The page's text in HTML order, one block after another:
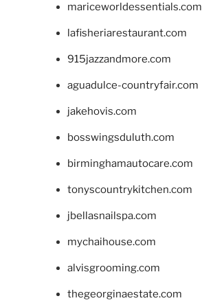
mariceworldessentials.com
lafisheriarestaurant.com
915jazzandmore.com
aguadulce-countryfair.com
jakehovis.com
bosswingsduluth.com
birminghamautocare.com
tonyscountrykitchen.com
jbellasnailspa.com
mychaihouse.com
alvisgrooming.com
thegeorginaestate.com